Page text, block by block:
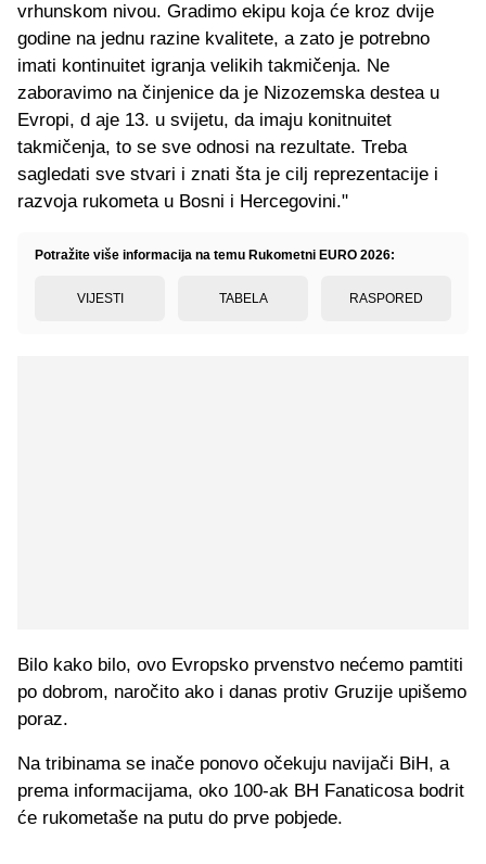
vrhunskom nivou. Gradimo ekipu koja će kroz dvije
godine na jednu razine kvalitete, a zato je potrebno
imati kontinuitet igranja velikih takmičenja. Ne
zaboravimo na činjenice da je Nizozemska destea u
Evropi, d aje 13. u svijetu, da imaju konitnuitet
takmičenja, to se sve odnosi na rezultate. Treba
sagledati sve stvari i znati šta je cilj reprezentacije i
razvoja rukometa u Bosni i Hercegovini."
Potražite više informacija na temu Rukometni EURO 2026:
VIJESTI TABELA RASPORED
Bilo kako bilo, ovo Evropsko prvenstvo nećemo pamtiti
po dobrom, naročito ako i danas protiv Gruzije upišemo
poraz.
Na tribinama se inače ponovo očekuju navijači BiH, a
prema informacijama, oko 100-ak BH Fanaticosa bodrit
će rukometaše na putu do prve pobjede.